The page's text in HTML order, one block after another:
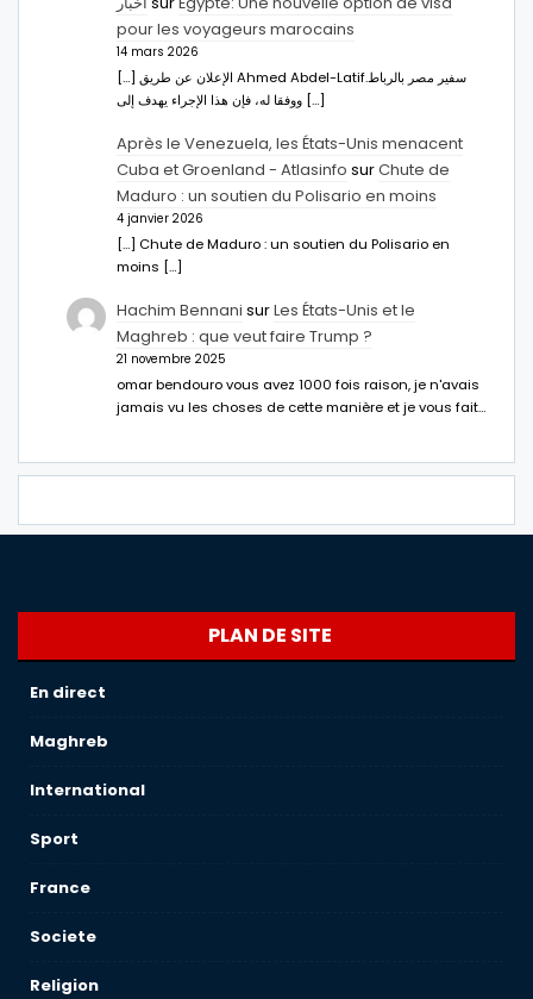
pour les voyageurs marocains
14 mars 2026
[…] الإعلان عن طريق Ahmed Abdel-Latifسفير مصر بالرباط.
ووفقا له، فإن هذا الإجراء يهدف إلى […]
Après le Venezuela, les États-Unis menacent
Cuba et Groenland - Atlasinfo surChute de
Maduro : un soutien du Polisario en moins
4 janvier 2026
[…] Chute de Maduro : un soutien du Polisario en
moins […]
Hachim Bennani surLes États-Unis et le
Maghreb : que veut faire Trump ?
21 novembre 2025
omar bendouro vous avez 1000 fois raison, je n'avais
jamais vu les choses de cette manière et je vous fait…
PLAN DE SITE
En direct
Maghreb
International
Sport
France
Societe
Religion